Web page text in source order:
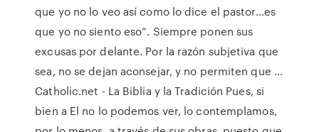
que yo no lo veo así como lo dice el pastor…es
que yo no siento eso”. Siempre ponen sus
excusas por delante. Por la razón subjetiva que
sea, no se dejan aconsejar, y no permiten que …
Catholic.net - La Biblia y la Tradición Pues, si
bien a El no lo podemos ver, lo contemplamos,